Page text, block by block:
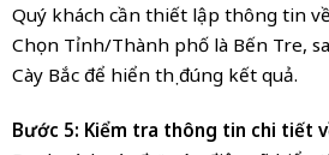
Quý khách cần thiết lập thông tin
Chọn Tỉnh/Thành phố là Bến Tre,
Cày Bắc để hiển thị đúng kết quả.
Bước 5: Kiểm tra thông tin chi tiết